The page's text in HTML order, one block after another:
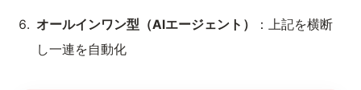
オールインワン型（AIエージェント）
：上記を横断
し一連を自動化